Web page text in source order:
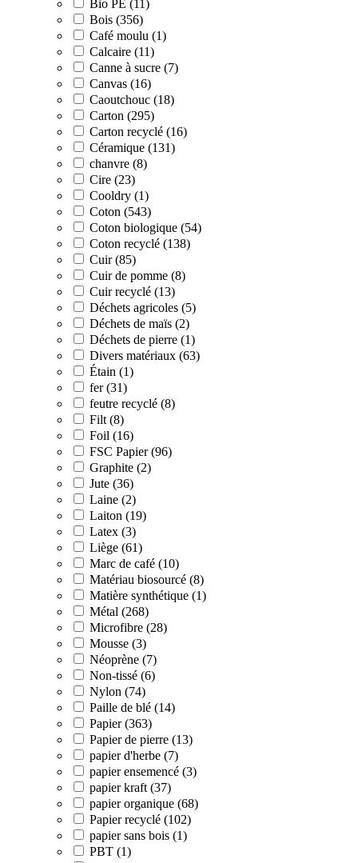
Bio PE (11)
Bois (356)
Café moulu (1)
Calcaire (11)
Canne à sucre (7)
Canvas (16)
Caoutchouc (18)
Carton (295)
Carton recyclé (16)
Céramique (131)
chanvre (8)
Cire (23)
Cooldry (1)
Coton (543)
Coton biologique (54)
Coton recyclé (138)
Cuir (85)
Cuir de pomme (8)
Cuir recyclé (13)
Déchets agricoles (5)
Déchets de maïs (2)
Déchets de pierre (1)
Divers matériaux (63)
Étain (1)
fer (31)
feutre recyclé (8)
Filt (8)
Foil (16)
FSC Papier (96)
Graphite (2)
Jute (36)
Laine (2)
Laiton (19)
Latex (3)
Liège (61)
Marc de café (10)
Matériau biosourcé (8)
Matière synthétique (1)
Métal (268)
Microfibre (28)
Mousse (3)
Néoprène (7)
Non-tissé (6)
Nylon (74)
Paille de blé (14)
Papier (363)
Papier de pierre (13)
papier d'herbe (7)
papier ensemencé (3)
papier kraft (37)
papier organique (68)
Papier recyclé (102)
papier sans bois (1)
PBT (1)